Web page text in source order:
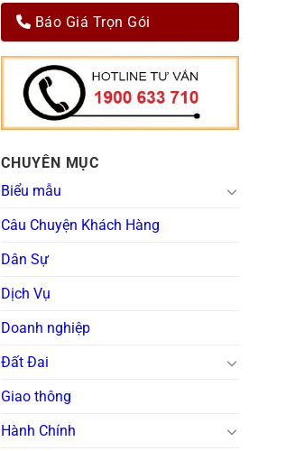
Báo Giá Trọn Gói
CHUYÊN MỤC
Biểu mẫu
Câu Chuyện Khách Hàng
Dân Sự
Dịch Vụ
Doanh nghiệp
Đất Đai
Giao thông
Hành Chính